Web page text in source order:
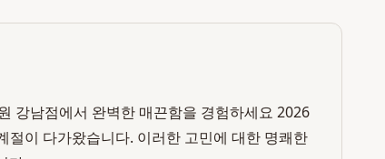
강남점에서 완벽한 매끈함을 경험하세요 2026
절이 다가왔습니다. 이러한 고민에 대한 명쾌한